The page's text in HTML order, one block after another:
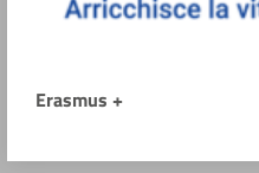
Erasmus +